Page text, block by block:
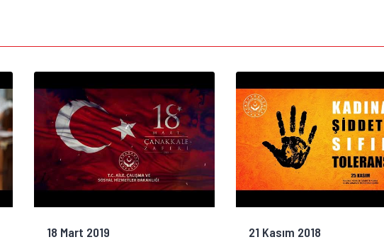
18 Mart 2019 21 Kasım 2018